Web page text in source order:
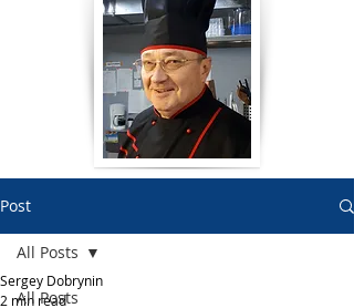
Post
All Posts
All Posts
Sergey Dobrynin
2 min read